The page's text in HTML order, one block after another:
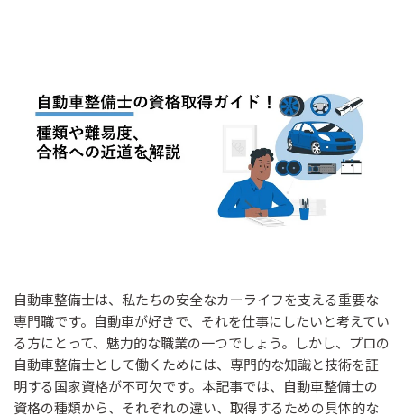
自動車整備士は、私たちの安全なカーライフを支える重要な
専門職です。自動車が好きで、それを仕事にしたいと考えてい
る方にとって、魅力的な職業の一つでしょう。しかし、プロの
自動車整備士として働くためには、専門的な知識と技術を証
明する国家資格が不可欠です。本記事では、自動車整備士の
資格の種類から、それぞれの違い、取得するための具体的な